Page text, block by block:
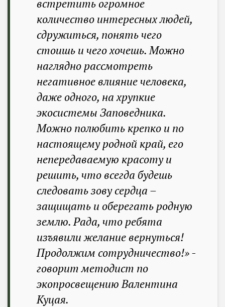
встретить огромное
количество интересных людей,
сдружиться, понять чего
стоишь и чего хочешь. Можно
наглядно рассмотреть
негативное влияние человека,
даже одного, на хрупкие
экосистемы Заповедника.
Можно полюбить крепко и по
настоящему родной край, его
непередаваемую красоту и
решить, что всегда будешь
следовать зову сердца –
защищать и оберегать родную
землю. Рада, что ребята
изъявили желание вернуться!
Продолжим сотрудничество!» -
говорит методист по
экопросвещению Валентина
Куцая.